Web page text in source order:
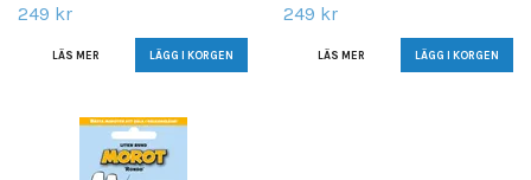
249 kr
LÄS MER
249 kr
LÄS MER